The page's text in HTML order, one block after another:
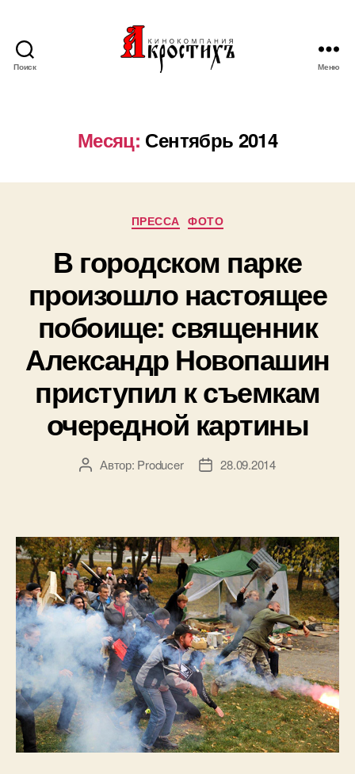
Поиск Меню
Месяц: Сентябрь 2014
Рубрики
ПРЕССА ФОТО
В городском парке
произошло настоящее
побоище: священник
Александр Новопашин
приступил к съемкам
очередной картины
АвторАвтор: Producer
Дата28.09.2014